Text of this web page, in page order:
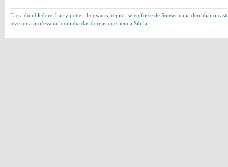
Tags: dumbledore harry potter hogwarts repito: se eu fosse de Sonserina ia derrubar o
teve uma professora loquinha das dorgas que nem a Sibila